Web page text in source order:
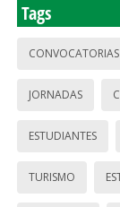
Tags
CONVOCATORIAS
JORNADAS
ESTUDIANTES
TURISMO